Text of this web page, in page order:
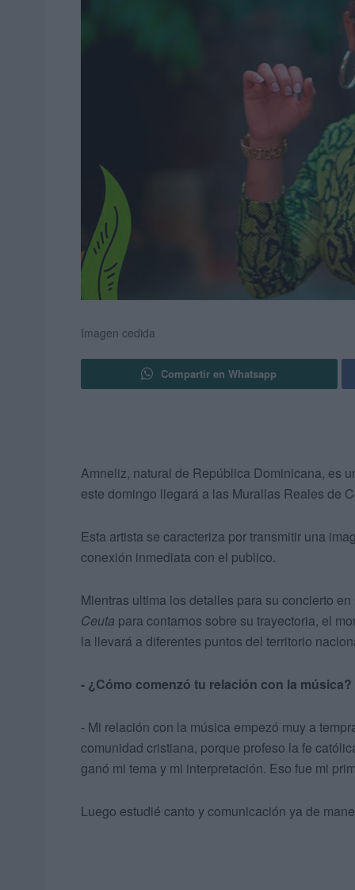
Imagen cedida
Compartir en Whatsapp
Amneliz, natural de República Dominicana, es
este domingo llegará a las Murallas Reales de
Esta artista se caracteriza por transmitir una
conexión inmediata con el publico.
Mientras ultima los detalles para su concierto
Ceuta para contarnos sobre su trayectoria, el
la llevará a diferentes puntos del territorio
- ¿Cómo comenzó tu relación con la música?
- Mi relación con la música empezó muy a
comunidad cristiana, porque profeso la fe
ganó mi tema y mi interpretación. Eso fue mi
Luego estudié canto y comunicación ya de